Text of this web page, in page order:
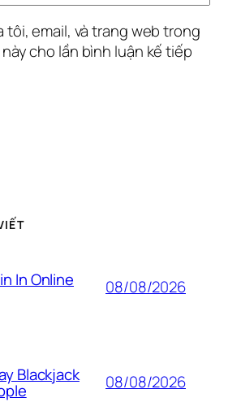
tôi, email, và trang web trong
cho lần bình luận kế tiếp
In Online 08/08/2026
Blackjack 08/08/2026